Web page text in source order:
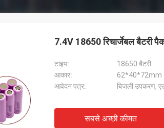
7.4V 18650 रिचार्जेबल
टाइप:
18650 बैटरी
आकार:
62*40*72mm
आवेदन पत्र:
बिजली उपकरण,
सबसे अच्छी कीमत